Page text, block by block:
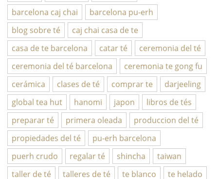
barcelona caj chai
barcelona pu-erh
blog sobre té
caj chai casa de te
casa de te barcelona
catar té
ceremonia del té
ceremonia del té barcelona
ceremonia te gong fu
cerámica
clases de té comprar te
darjeeling
global tea hut
hanomi japon
libros de tés
preparar té
primera oleada
produccion del té
propiedades del té
pu-erh barcelona
puerh crudo
regalar té shincha
taiwan
taller de té
talleres de té te blanco
te helado